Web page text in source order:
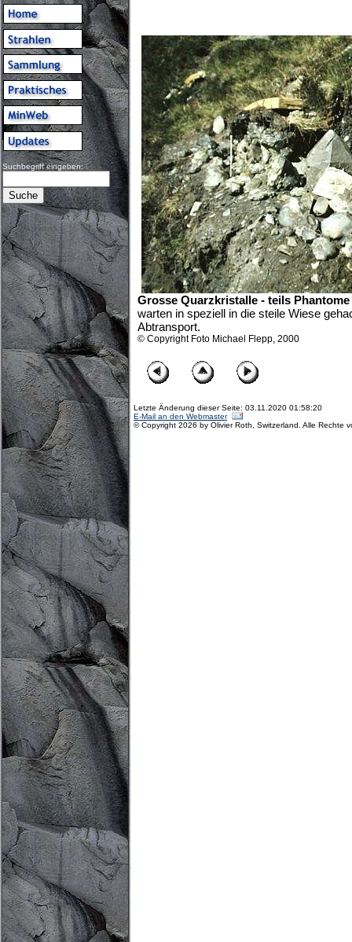
Suchbegriff eingeben:
Grosse Quarzkristalle - teils Phantome
warten in speziell in die steile Wiese
Abtransport.
© Copyright Foto Michael Flepp, 2000
Letzte Änderung dieser Seite: 03.11.2020 01:58:20
E-Mail an den Webmaster
© Copyright 2026 by Olivier Roth, Switzerland. Alle Rechte